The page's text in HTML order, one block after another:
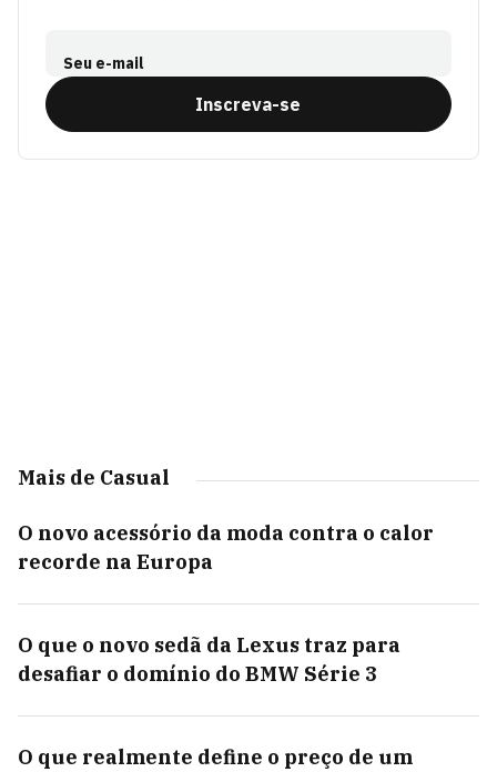
Seu e-mail
Inscreva-se
Mais de Casual
O novo acessório da moda contra o calor
recorde na Europa
O que o novo sedã da Lexus traz para
desafiar o domínio do BMW Série 3
O que realmente define o preço de um